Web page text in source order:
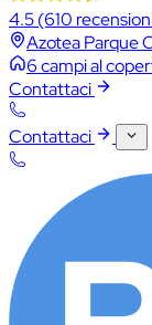
4.5(610
Azotea Parque
6 campi al
Contattaci
Contattaci